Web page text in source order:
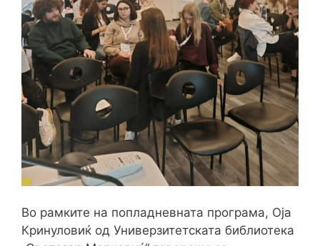
Во рамките на попладневната програма, Оја
Кринуловиќ од Универзитетската библиотека